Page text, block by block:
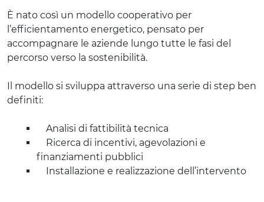
È nato così un modello cooperativo per
l’efficientamento energetico, pensato per
accompagnare le aziende lungo tutte le fasi del
percorso verso la sostenibilità.
Il modello si sviluppa attraverso una serie di step ben
definiti:
Analisi di fattibilità tecnica
Ricerca di incentivi, agevolazioni e
finanziamenti pubblici
Installazione e realizzazione dell’intervento